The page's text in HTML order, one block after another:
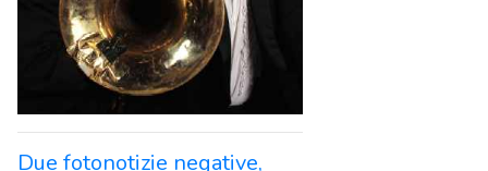
Due fotonotizie negative,